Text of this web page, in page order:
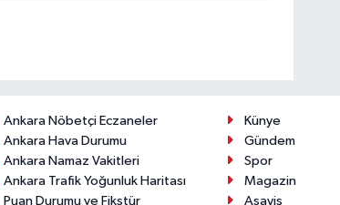
Ankara Nöbetçi Eczaneler
Ankara Hava Durumu
Ankara Namaz Vakitleri
Ankara Trafik Yoğunluk Haritası
Puan Durumu ve Fikstür
Künye
Gündem
Spor
Magazin
Asayiş